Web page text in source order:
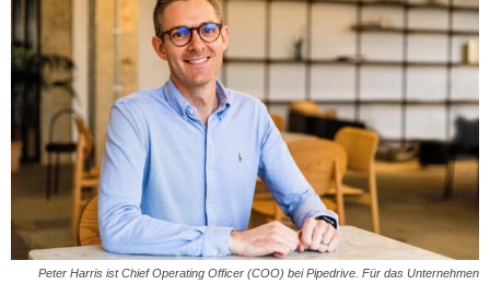
Peter Harris ist Chief Operating Officer (COO) bei Pipedrive. Für das Unternehmen